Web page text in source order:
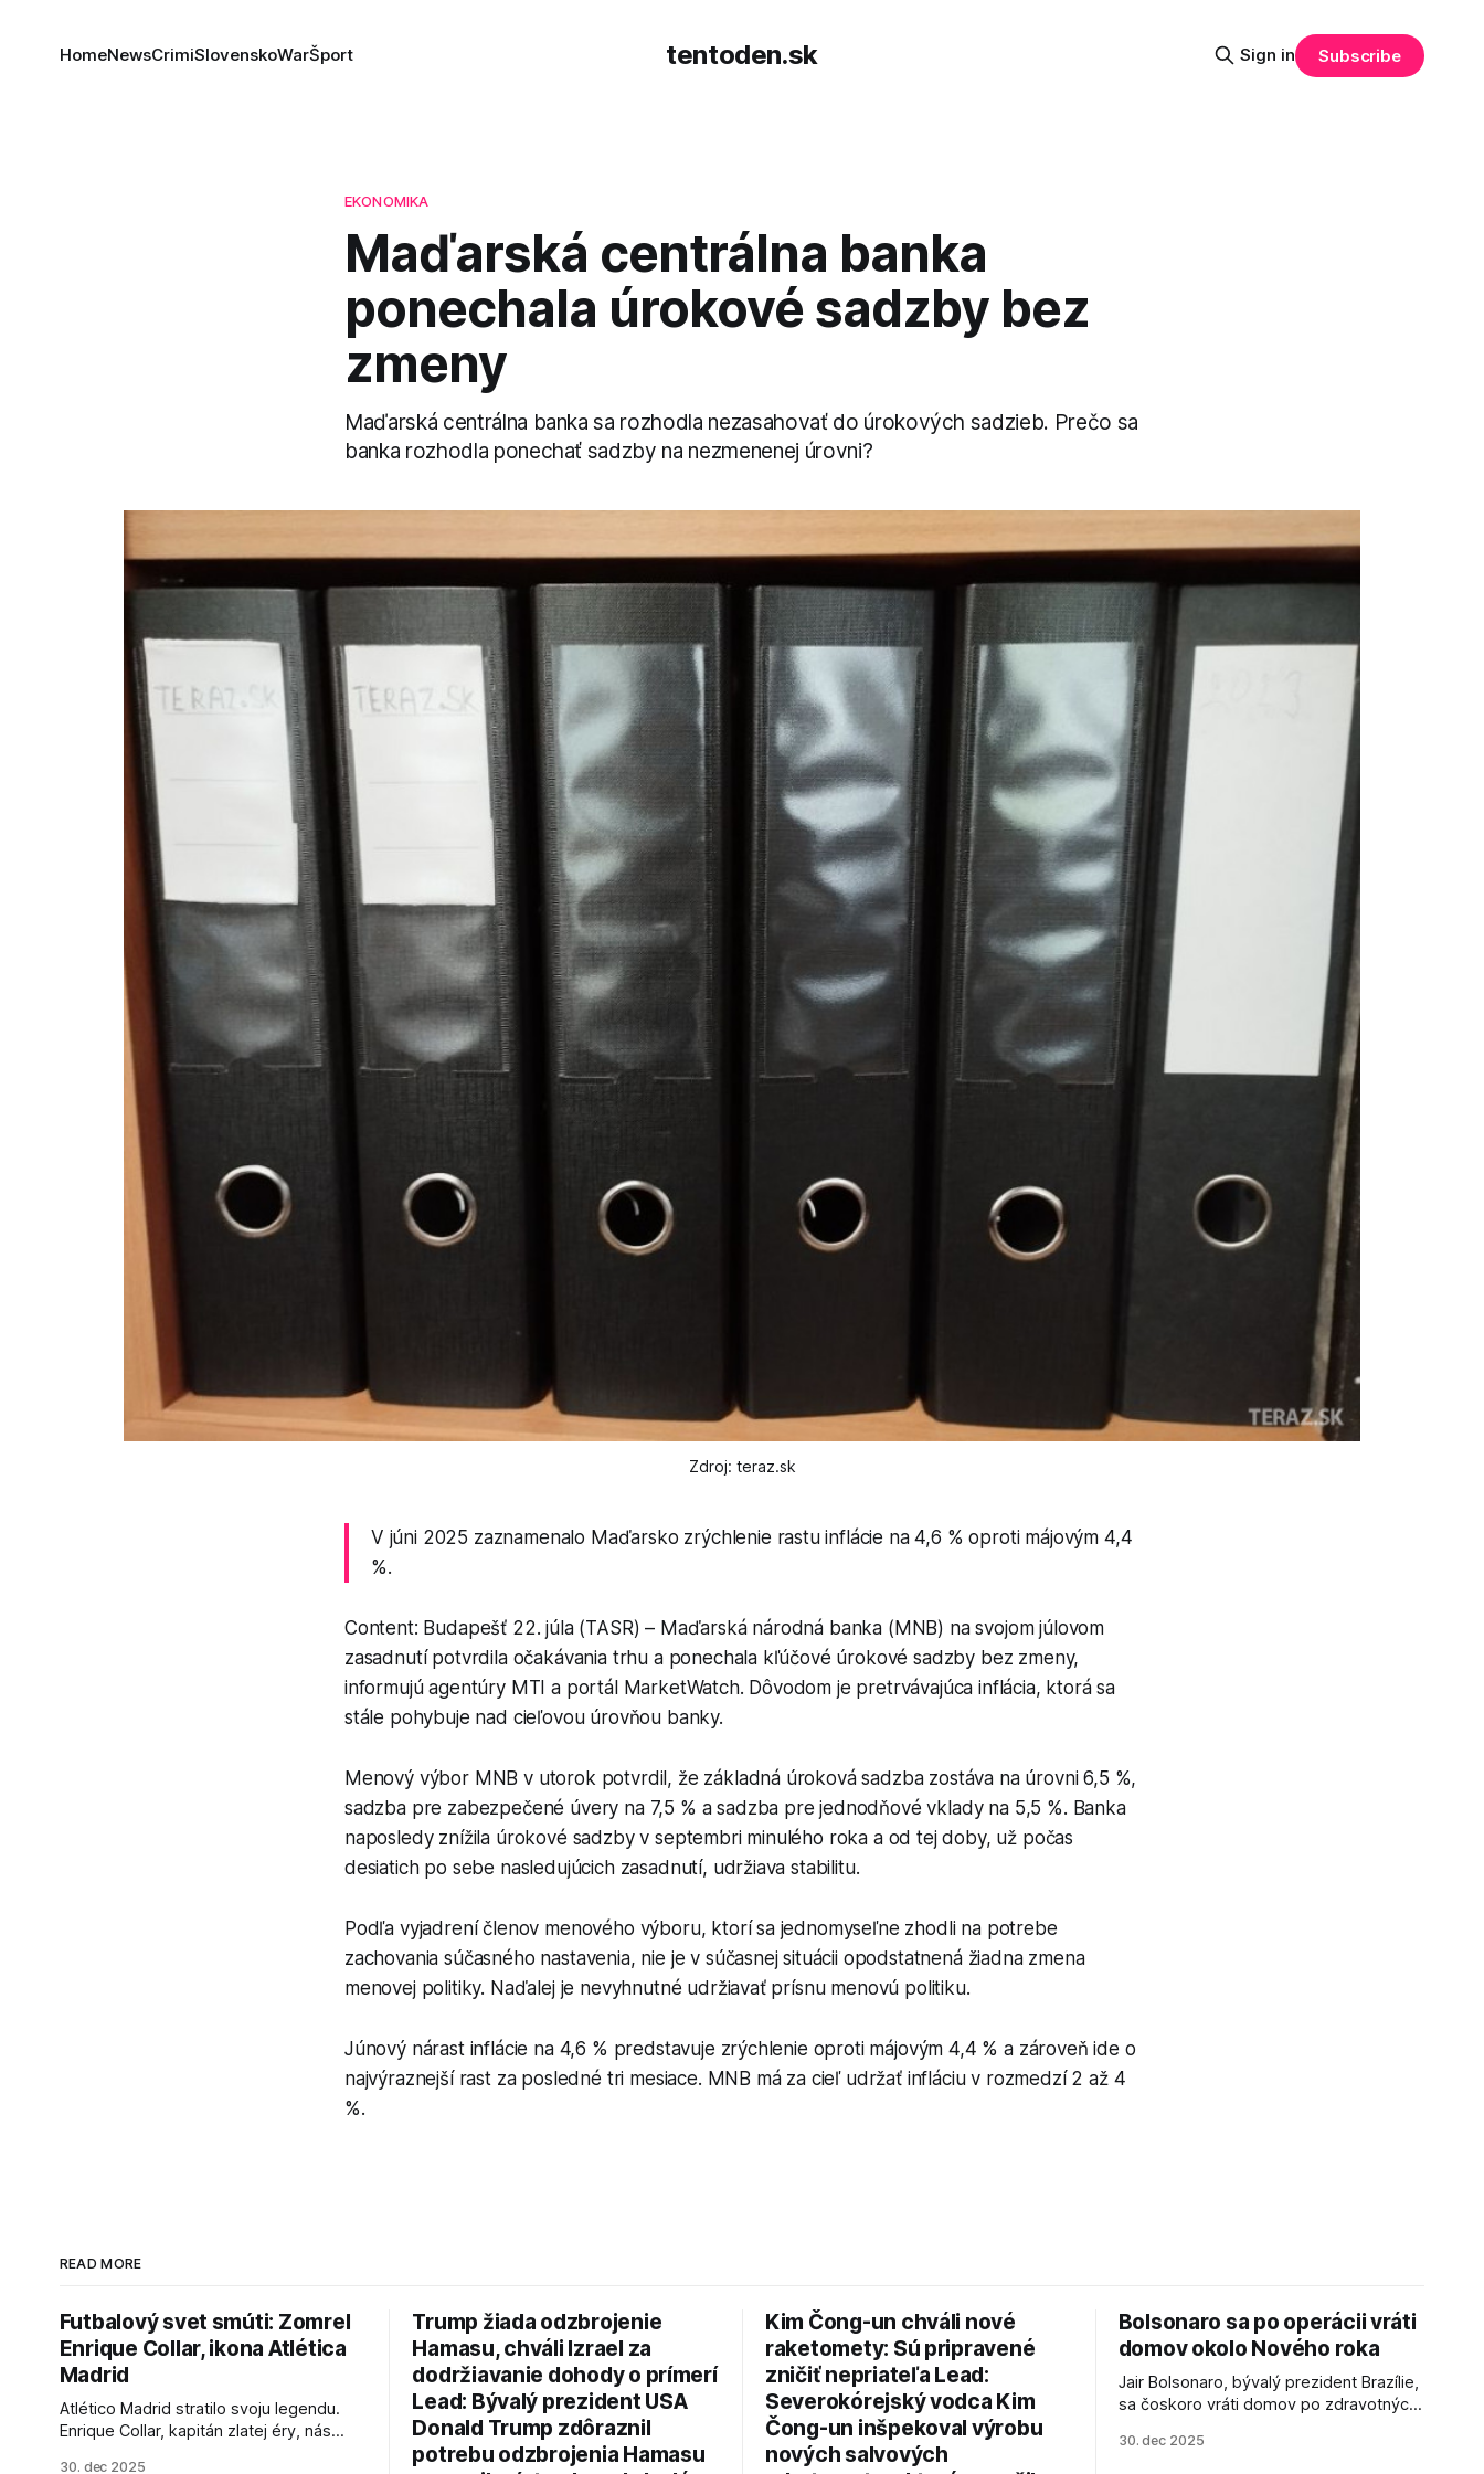
tentoden.sk
HomeNewsCrimiSlovenskoWarŠport Sign in Subscribe
EKONOMIKA
Maďarská centrálna banka
ponechala úrokové sadzby bez
zmeny
Maďarská centrálna banka sa rozhodla nezasahovať do úrokových sadzieb. Prečo sa
banka rozhodla ponechať sadzby na nezmenenej úrovni?
Zdroj: teraz.sk
V júni 2025 zaznamenalo Maďarsko zrýchlenie rastu inflácie na 4,6 % oproti májovým 4,4
%.
Content: Budapešť 22. júla (TASR) – Maďarská národná banka (MNB) na svojom júlovom
zasadnutí potvrdila očakávania trhu a ponechala kľúčové úrokové sadzby bez zmeny,
informujú agentúry MTI a portál MarketWatch. Dôvodom je pretrvávajúca inflácia, ktorá sa
stále pohybuje nad cieľovou úrovňou banky.
Menový výbor MNB v utorok potvrdil, že základná úroková sadzba zostáva na úrovni 6,5 %,
sadzba pre zabezpečené úvery na 7,5 % a sadzba pre jednodňové vklady na 5,5 %. Banka
naposledy znížila úrokové sadzby v septembri minulého roka a od tej doby, už počas
desiatich po sebe nasledujúcich zasadnutí, udržiava stabilitu.
Podľa vyjadrení členov menového výboru, ktorí sa jednomyseľne zhodli na potrebe
zachovania súčasného nastavenia, nie je v súčasnej situácii opodstatnená žiadna zmena
menovej politiky. Naďalej je nevyhnutné udržiavať prísnu menovú politiku.
Júnový nárast inflácie na 4,6 % predstavuje zrýchlenie oproti májovým 4,4 % a zároveň ide o
najvýraznejší rast za posledné tri mesiace. MNB má za cieľ udržať infláciu v rozmedzí 2 až 4
%.
READ MORE
Futbalový svet smúti: Zomrel
Enrique Collar, ikona Atlética
Madrid
Atlético Madrid stratilo svoju legendu.
Enrique Collar, kapitán zlatej éry, nás
30. dec 2025
Trump žiada odzbrojenie
Hamasu, chváli Izrael za
dodržiavanie dohody o prímerí
Lead: Bývalý prezident USA
Donald Trump zdôraznil
potrebu odzbrojenia Hamasu
Kim Čong-un chváli nové
raketomety: Sú pripravené
zničiť nepriateľa Lead:
Severokórejský vodca Kim
Čong-un inšpekoval výrobu
nových salvových
Bolsonaro sa po operácii vráti
domov okolo Nového roka
Jair Bolsonaro, bývalý prezident Brazílie,
sa čoskoro vráti domov po zdravotných
30. dec 2025